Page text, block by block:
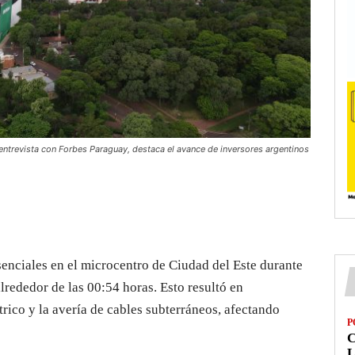
con Forbes Paraguay, destaca el avance de inversores argentinos
en el microcentro de Ciudad del Este durante
de las 00:54 horas. Esto resultó en
y la avería de cables subterráneos, afectando